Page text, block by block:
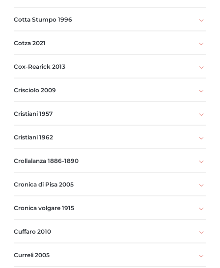
Cotta Stumpo 1996
Cotza 2021
Cox-Rearick 2013
Crisciolo 2009
Cristiani 1957
Cristiani 1962
Crollalanza 1886-1890
Cronica di Pisa 2005
Cronica volgare 1915
Cuffaro 2010
Curreli 2005